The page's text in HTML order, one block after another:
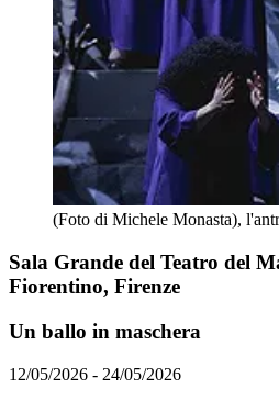
(Foto di Michele Monasta),
Sala Grande del Teatro del
Fiorentino, Firenze
Un ballo in maschera
12/05/2026 - 24/05/2026